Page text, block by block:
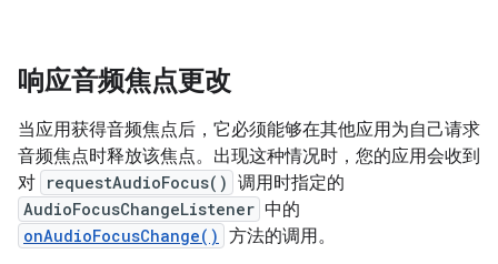
响应音频焦点更改
当应用获得音频焦点后，它必须能够在其他应用为自己请求
音频焦点时释放该焦点。出现这种情况时，您的应用会收到
对 requestAudioFocus() 调用时指定的
AudioFocusChangeListener 中的
onAudioFocusChange() 方法的调用。